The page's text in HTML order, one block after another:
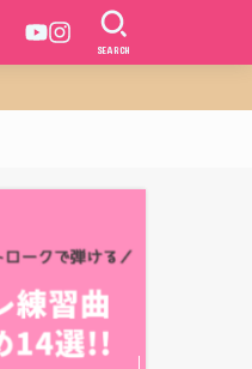
SEARCH